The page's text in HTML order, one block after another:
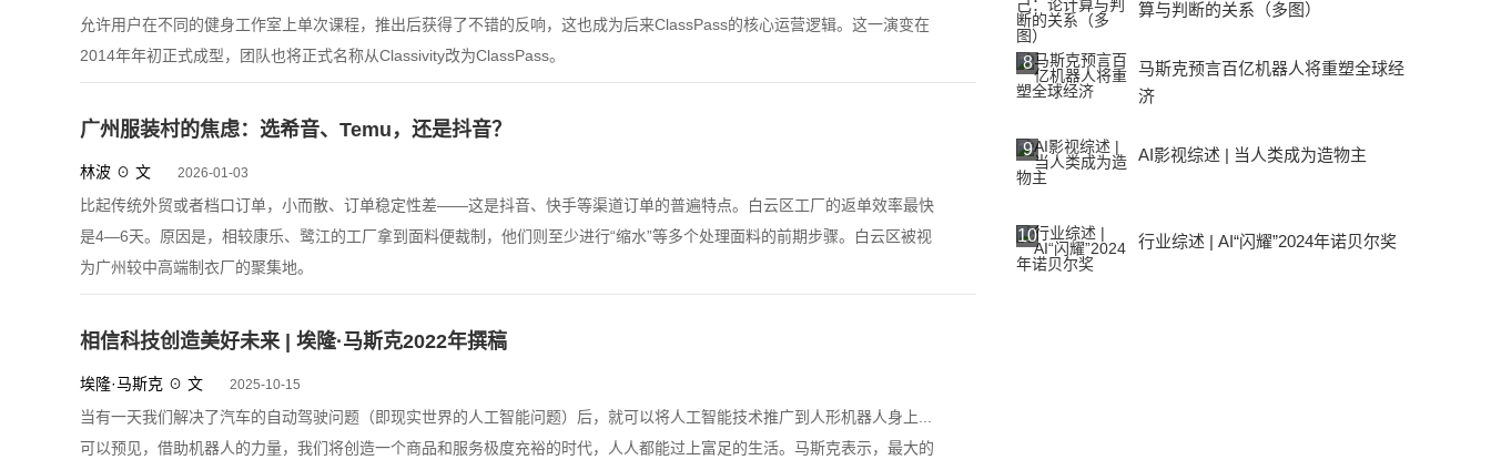
允许用户在不同的健身工作室上单次课程，推出后获得了不错的反响，这也成为后来ClassPass的核心运营逻辑。这一演变在
2014年年初正式成型，团队也将正式名称从Classivity改为ClassPass。
广州服装村的焦虑：选希音、Temu，还是抖音？
林波 ☉ 文 2026-01-03
比起传统外贸或者档口订单，小而散、订单稳定性差——这是抖音、快手等渠道订单的普遍特点。白云区工厂的返单效率最快
是4—6天。原因是，相较康乐、鹭江的工厂拿到面料便裁制，他们则至少进行“缩水”等多个处理面料的前期步骤。白云区被视
为广州较中高端制衣厂的聚集地。
相信科技创造美好未来 | 埃隆·马斯克2022年撰稿
埃隆·马斯克 ☉ 文 2025-10-15
当有一天我们解决了汽车的自动驾驶问题（即现实世界的人工智能问题）后，就可以将人工智能技术推广到人形机器人身上...
可以预见，借助机器人的力量，我们将创造一个商品和服务极度充裕的时代，人人都能过上富足的生活。马斯克表示，最大的
算与判断的关系（多图）
8
马斯克预言百亿机器人将重塑全球经
济
9 AI影视综述 | 当人类成为造物主
10 行业综述 | AI“闪耀”2024年诺贝尔奖